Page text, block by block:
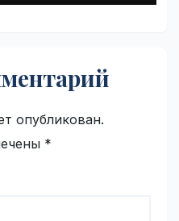
опубликован.
*